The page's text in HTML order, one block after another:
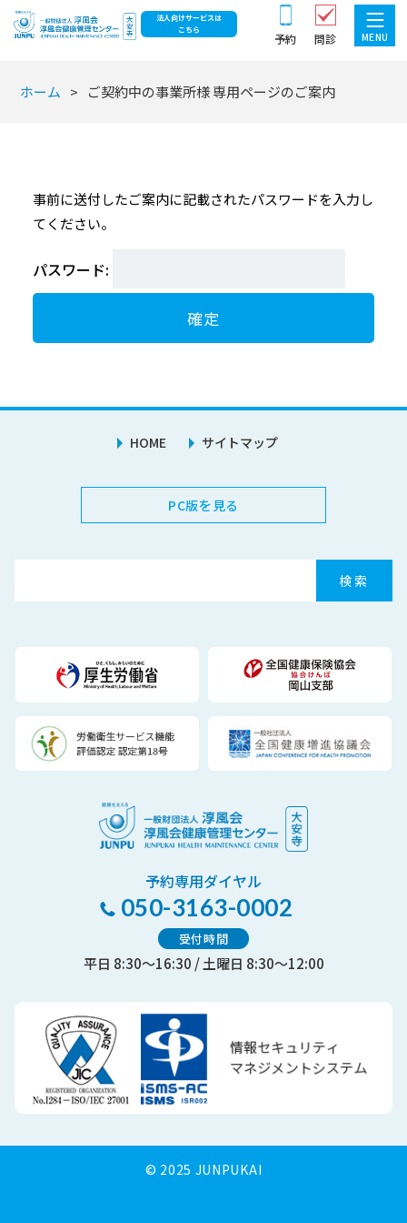
法人向けサービスは
こちら
予約 問診 MENU
ホーム ご契約中の事業所様 専用ページのご案内
事前に送付したご案内に記載されたパスワードを入力し
てください。
確定
HOME サイトマップ
PC版を見る
予約専用ダイヤル
050-3163-0002
受付時間
平日 8:30～16:30 / 土曜日 8:30～12:00
© 2025 JUNPUKAI